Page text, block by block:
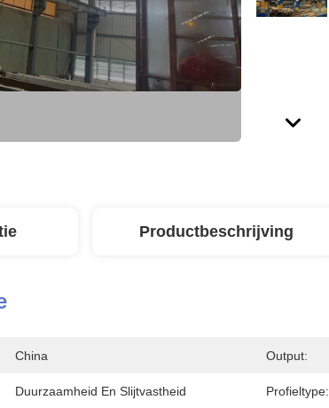
Productbeschrijving
China Output:
Duurzaamheid En Slijtvastheid Profieltype: